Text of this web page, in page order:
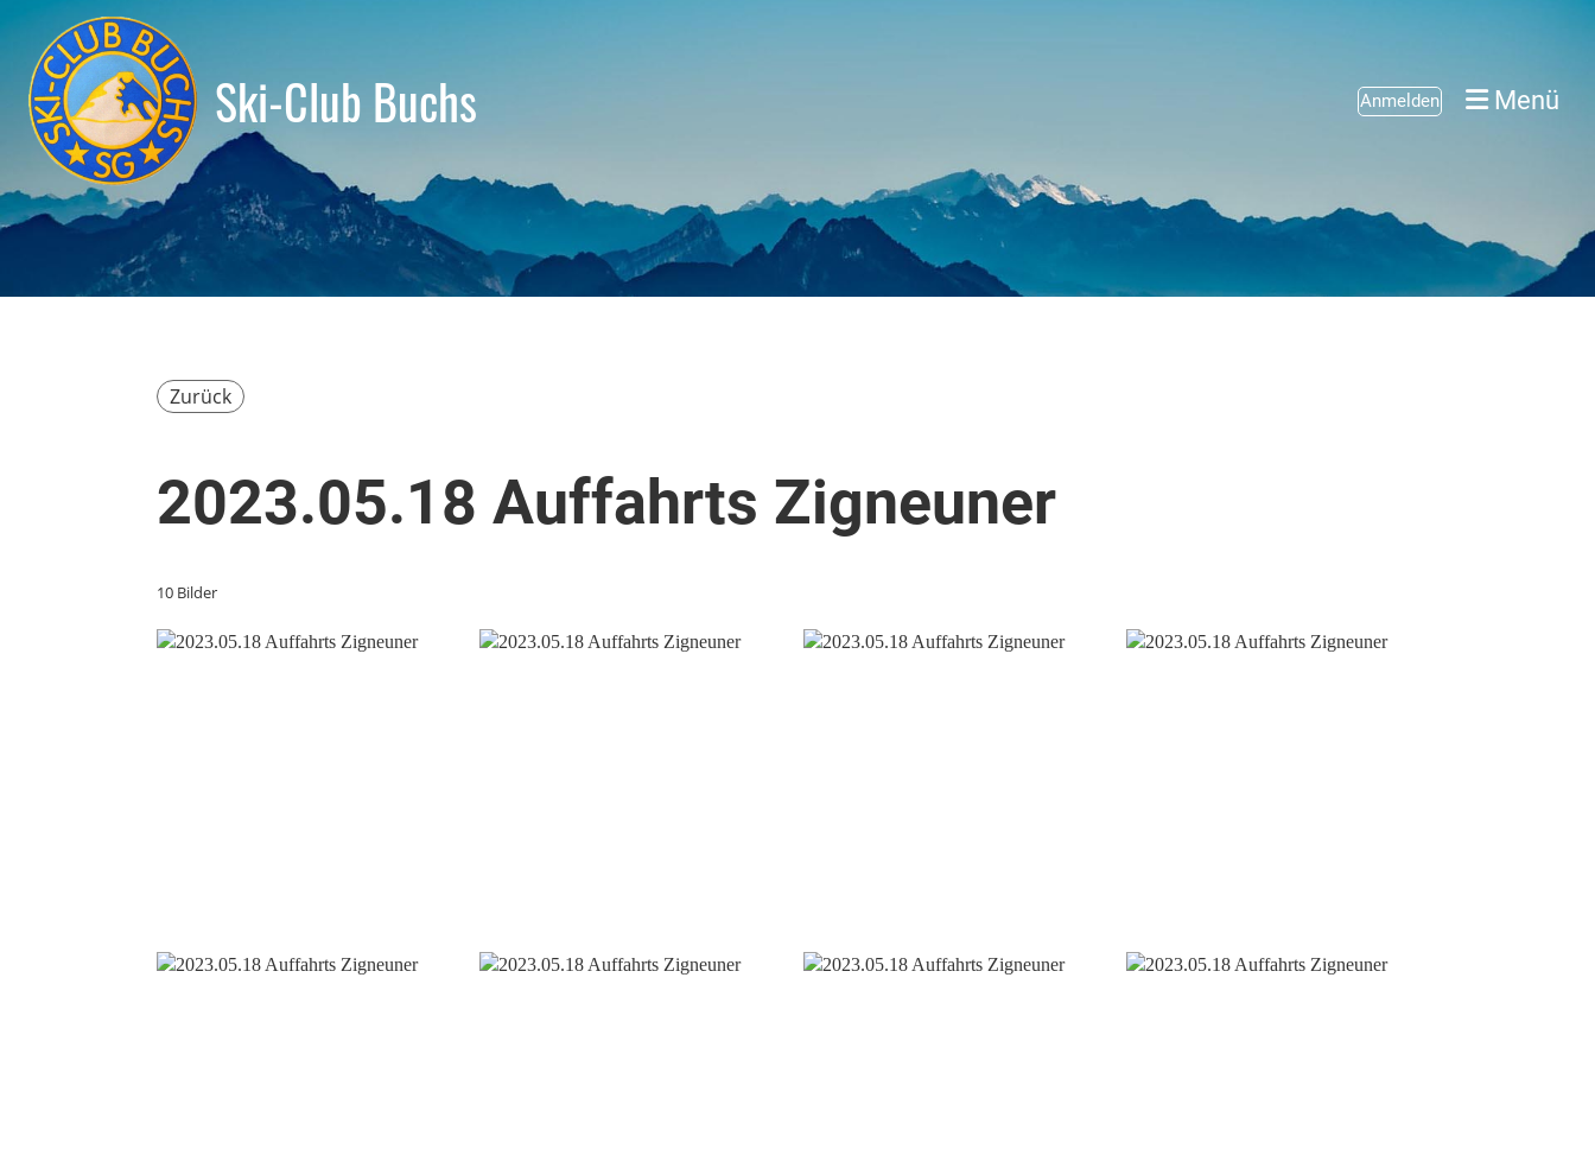
Ski-Club Buchs Anmelden Menü
Zurück
2023.05.18 Auffahrts Zigneuner
10 Bilder